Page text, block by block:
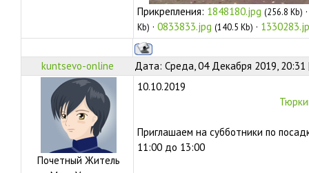
Прикрепления: 1848180.jpg (256.8 Kb)
Kb) · 0833833.jpg (140.5 Kb) ·
kuntsevo-online Дата: Среда, 04 Декабря 2019,
Почетный Житель
10.10.2019
Приглашаем на субботники по
11:00 до 13:00